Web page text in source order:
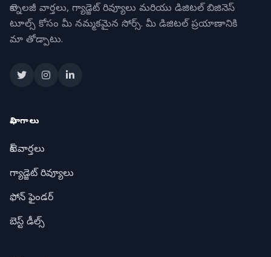
టెక్నాలజీ వార్తలు, గ్యాడ్జెట్ రివ్యూలు మరియు డిజిటల్ బిజినెస్
టూల్స్ కోసం మీ నమ్మకమైన సోర్స్. మీ డిజిటల్ ప్రయాణానికి
మా తోడ్పాటు.
విభాగాలు
టెక్ వార్తలు
గ్యాడ్జెట్ రివ్యూలు
ఫోన్ ఫైండర్
బెస్ట్ డీల్స్